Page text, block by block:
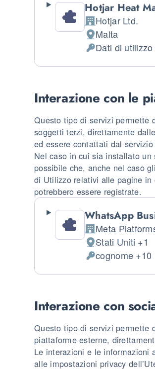
Hotjar Heat
Azienda:
Hotjar Ltd.
Luogo del
Malta
Dati Personali
Dati di utilizzo
Interazione con le
Questo tipo di servizi permette
soggetti terzi, direttamente
ed essere contattati dal
Nel caso in cui sia installato
possibile che, anche nel caso
di Utilizzo relativi alle pagine
potrebbero essere registrate.
WhatsApp
Azienda:
Meta
Luogo del
Stati Uniti +1
Dati Personali
cognome +10
Interazione con
Questo tipo di servizi permette
piattaforme esterne,
Le interazioni e le informazioni
alle impostazioni privacy